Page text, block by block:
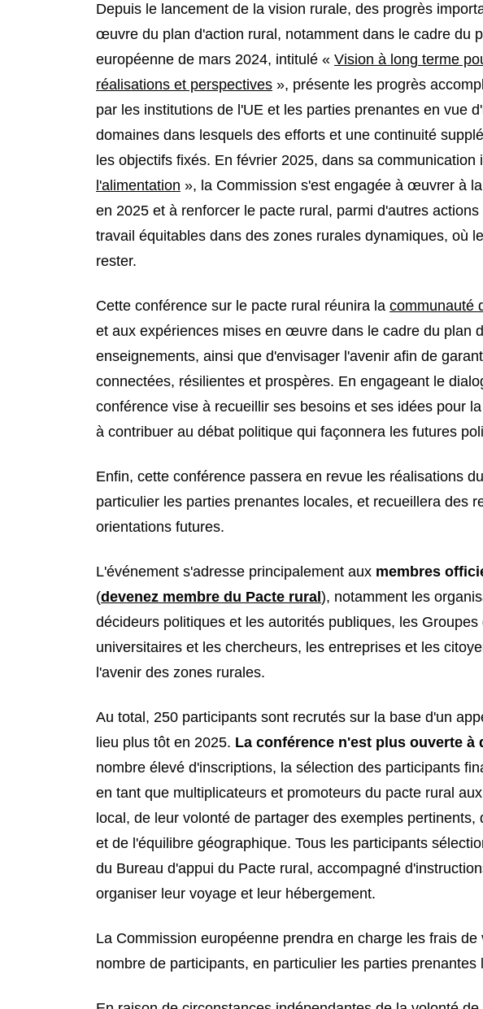
Depuis le lancement de la vision rurale, des progrès
œuvre du plan d'action rural, notamment dans le cadre du
européenne de mars 2024, intitulé « Vision à long terme
réalisations et perspectives », présente les progrès
par les institutions de l'UE et les parties prenantes en vue
domaines dans lesquels des efforts et une continuité
les objectifs fixés. En février 2025, dans sa communication
l'alimentation », la Commission s'est engagée à œuvrer à
en 2025 et à renforcer le pacte rural, parmi d'autres
travail équitables dans des zones rurales dynamiques, où
rester.
Cette conférence sur le pacte rural réunira la communauté
et aux expériences mises en œuvre dans le cadre du plan
enseignements, ainsi que d'envisager l'avenir afin de
connectées, résilientes et prospères. En engageant le
conférence vise à recueillir ses besoins et ses idées pour
à contribuer au débat politique qui façonnera les futures
Enfin, cette conférence passera en revue les réalisations
particulier les parties prenantes locales, et recueillera des
orientations futures.
L'événement s'adresse principalement aux membres
(devenez membre du Pacte rural ), notamment les
décideurs politiques et les autorités publiques, les
universitaires et les chercheurs, les entreprises et les
l'avenir des zones rurales.
Au total, 250 participants sont recrutés sur la base d'un
lieu plus tôt en 2025. La conférence n'est plus ouverte
nombre élevé d'inscriptions, la sélection des participants
en tant que multiplicateurs et promoteurs du pacte rural
local, de leur volonté de partager des exemples
et de l'équilibre géographique. Tous les participants
du Bureau d'appui du Pacte rural, accompagné
organiser leur voyage et leur hébergement.
La Commission européenne prendra en charge les frais
nombre de participants, en particulier les parties prenantes